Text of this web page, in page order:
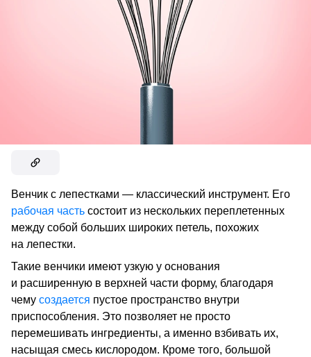
Венчик с лепестками — классический инструмент. Его
рабочая часть состоит из нескольких переплетенных
между собой больших широких петель, похожих
на лепестки.
Такие венчики имеют узкую у основания
и расширенную в верхней части форму, благодаря
чему создается пустое пространство внутри
приспособления. Это позволяет не просто
перемешивать ингредиенты, а именно взбивать их,
насыщая смесь кислородом. Кроме того, большой